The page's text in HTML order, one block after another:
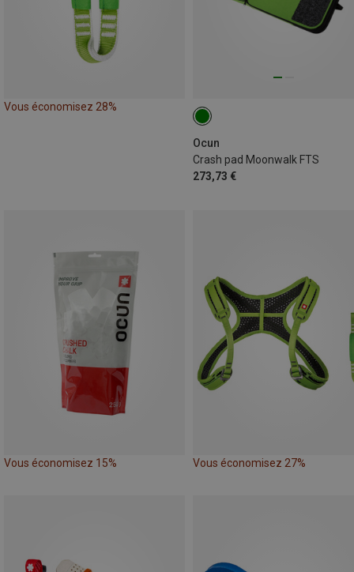
Vous économisez 28%
Ocun
Crash pad Moonwalk FTS
273,73 €
Vous économisez 15% Vous économisez 27%